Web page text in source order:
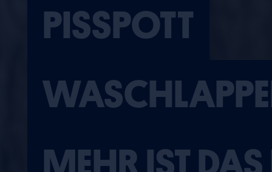
PISSPOTT
MEHR IST